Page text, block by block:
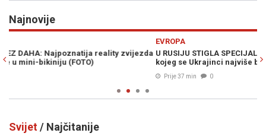
Najnovije
U RUSIJU STIGLA SPECIJALNA JEDINICA KOREJACA: Nose oružje
kojeg se Ukrajinci najviše boje
Svijet/ Najčitanije